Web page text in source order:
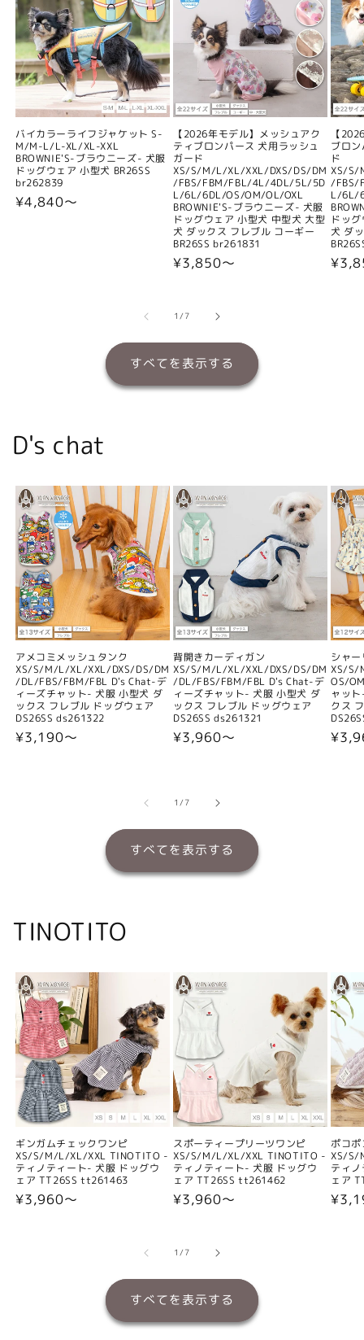
バイカラーライフジャケット S-
M/M-L/L-XL/XL-XXL
BROWNIE'S-ブラウニーズ- 犬服
ドッグウェア 小型犬 BR26SS
br262839
通
¥4,840〜
【2026年モデル】メッシュアク
ティブロンパース 犬用ラッシュ
ガード
XS/S/M/L/XL/XXL/DXS/DS/DM
/FBS/FBM/FBL/4L/4DL/5L/5D
L/6L/6DL/OS/OM/OL/OXL
BROWNIE'S-ブラウニーズ- 犬服
ドッグウェア 小型犬 中型犬 大型
犬 ダックス フレブル コーギー
BR26SS br261831
通
格
¥3,850〜
【
ブロ
ド
XS/S/
/FBS/
L/6L/
ドッ
犬 ダ
通
1/の
7
すべてを表示する
D's chat
アメコミメッシュタンク
XS/S/M/L/XL/XXL/DXS/DS/DM
/DL/FBS/FBM/FBL D's Chat-デ
ィーズチャット- 犬服 小型犬 ダ
ックス フレブル ドッグウェア
DS26SS ds261322
通
¥3,190〜
背開きカーディガン
XS/S/M/L/XL/XXL/DXS/DS/DM
/DL/FBS/FBM/FBL D's Chat-デ
ィーズチャット- 犬服 小型犬 ダ
ックス フレブル ドッグウェア
DS26SS ds261321
通
¥3,960〜
シャ
XS/
OS/
ャッ
クス
通
1/の
7
すべてを表示する
TINOTITO
ギンガムチェックワンピ
XS/S/M/L/XL/XXL TINOTITO -
ティノティート- 犬服 ドッグウ
ェア TT26SS tt261463
通
¥3,960〜
スポーティープリーツワンピ
XS/S/M/L/XL/XXL TINOTITO -
ティノティート- 犬服 ドッグウ
ェア TT26SS tt261462
通
格
¥3,960〜
ポコ
XS/S/
ティ
ェア
通
1/の
7
すべてを表示する